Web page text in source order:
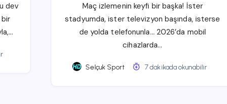
dev
Maç izlemenin keyfi bir başka! İster
stadyumda, ister televizyon başında, isterse
de yolda telefonunla… 2026’da mobil
cihazlarda…
Selçuk Sport 7 dakikada okunabilir